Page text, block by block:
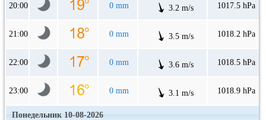
20:00 0 mm 3.2 m/s 1017.5 hPa
21:00 0 mm 3.5 m/s 1018.2 hPa
22:00 0 mm 3.6 m/s 1018.5 hPa
23:00 0 mm 3.1 m/s 1018.9 hPa
Понедельник 10-08-2026